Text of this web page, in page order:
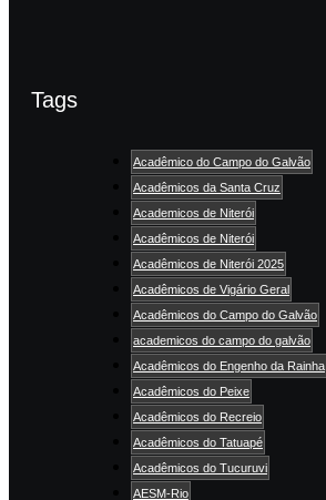
Tags
Acadêmico do Campo do Galvão
Acadêmicos da Santa Cruz
Academicos de Niterói
Acadêmicos de Niterói
Acadêmicos de Niterói 2025
Acadêmicos de Vigário Geral
Acadêmicos do Campo do Galvão
academicos do campo do galvão
Acadêmicos do Engenho da Rainha
Acadêmicos do Peixe
Acadêmicos do Recreio
Acadêmicos do Tatuapé
Acadêmicos do Tucuruvi
AESM-Rio